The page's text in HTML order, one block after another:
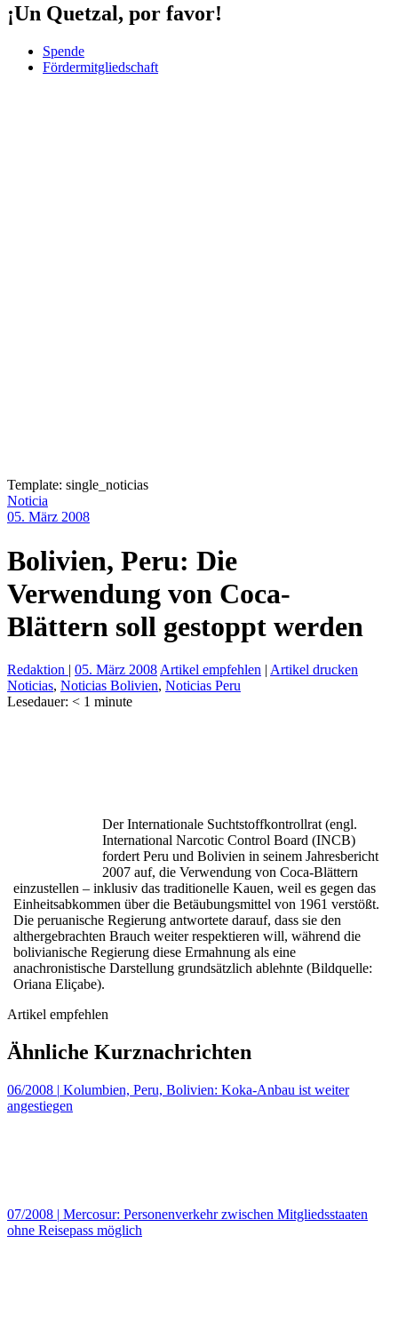
¡Un Quetzal, por favor!
Spende
Fördermitgliedschaft
Template: single_noticias
Noticia
05. März 2008
Bolivien, Peru: Die
Verwendung von Coca-
Blättern soll gestoppt werden
Redaktion | 05. März 2008 Artikel empfehlen | Artikel drucken
Noticias, Noticias Bolivien, Noticias Peru
Lesedauer: < 1 minute
Der Internationale Suchtstoffkontrollrat (engl.
International Narcotic Control Board (INCB)
fordert Peru und Bolivien in seinem Jahresbericht
2007 auf, die Verwendung von Coca-Blättern
einzustellen – inklusiv das traditionelle Kauen, weil es gegen das
Einheitsabkommen über die Betäubungsmittel von 1961 verstößt.
Die peruanische Regierung antwortete darauf, dass sie den
althergebrachten Brauch weiter respektieren will, während die
bolivianische Regierung diese Ermahnung als eine
anachronistische Darstellung grundsätzlich ablehnte (Bildquelle:
Oriana Eliçabe).
Artikel empfehlen
Ähnliche Kurznachrichten
06/2008 | Kolumbien, Peru, Bolivien: Koka-Anbau ist weiter
angestiegen
07/2008 | Mercosur: Personenverkehr zwischen Mitgliedsstaaten
ohne Reisepass möglich